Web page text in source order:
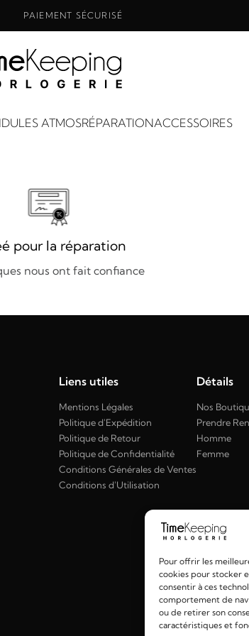
Pour offrir les
cookies pour stocker
consentir à ces
comportement de
ou de retirer son
caractéristiques et
PAIEMENT SÉCURISÉ
ATMOSRÉPARATIONACCESSOIRES
pour la réparation
nous ont fait confiance
Liens utiles
Mentions Légales
Politique d'Expédition
Politique de Retour
Politique de Confidentialité
Conditions Générales de Ventes
Conditions d'Utilisation
Détails
Nos
Prendre
Homme
Femme